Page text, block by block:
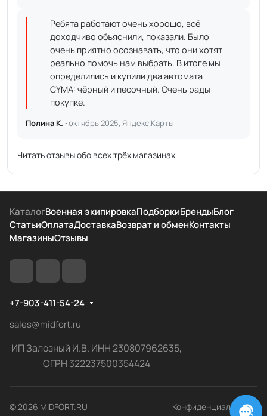
Ребята работают очень хорошо, всё
доходчиво объяснили, показали. Было
очень приятно осознавать, что они хотят
реально помочь нам выбрать. В итоге мы
определились и купили два автомата
CYMA: чёрный и песочный. Очень рады
покупке.
Полина К. ·октябрь 2025, Яндекс.Карты
Читать отзывы обо всех трёх магазинах
КаталогВоенная экипировкаПодборкиБрендыБлог
СтатьиОплатаДоставкаВозврат и обменКонтакты
МагазиныОтзывы
+7-903-411-54-24
sales@midfort.ru
ИП Залозный И.В. ИНН 230807962635,
ОГРН 322237500354424
© 2026 MIDFORT.RU Конфиденциальность